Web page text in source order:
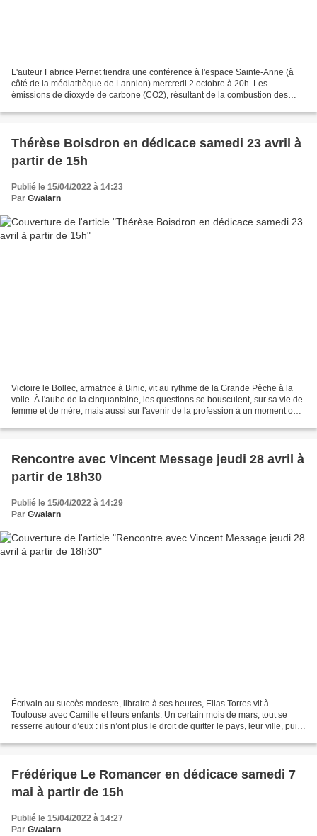
L'auteur Fabrice Pernet tiendra une conférence à l'espace Sainte-Anne (à
côté de la médiathèque de Lannion) mercredi 2 octobre à 20h. Les
émissions de dioxyde de carbone (CO2), résultant de la combustion des
Thérèse Boisdron en dédicace samedi 23 avril à
partir de 15h
Publié le 15/04/2022 à 14:23
Par Gwalarn
Victoire le Bollec, armatrice à Binic, vit au rythme de la Grande Pêche à la
voile. À l'aube de la cinquantaine, les questions se bousculent, sur sa vie de
femme et de mère, mais aussi sur l'avenir de la profession à un moment où
Rencontre avec Vincent Message jeudi 28 avril à
partir de 18h30
Publié le 15/04/2022 à 14:29
Par Gwalarn
Écrivain au succès modeste, libraire à ses heures, Elias Torres vit à
Toulouse avec Camille et leurs enfants. Un certain mois de mars, tout se
resserre autour d’eux : ils n’ont plus le droit de quitter le pays, leur ville, puis
Frédérique Le Romancer en dédicace samedi 7
mai à partir de 15h
Publié le 15/04/2022 à 14:27
Par Gwalarn